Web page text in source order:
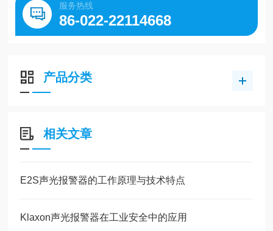
服务热线
86-022-22114668
产品分类
相关文章
E2S声光报警器的工作原理与技术特点
Klaxon声光报警器在工业安全中的应用